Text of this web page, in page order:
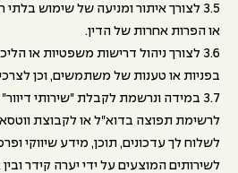
3.5 לצורך איתור ומניעה של שימוש
או הפרות אחרות של הדין.
3.6 לצורך ניהול דרישות משפטיות או
בפניות או טענות של משתמשים, וכן
3.7 במידה ונרשמת לקבלת "שירותי
לרשימת תפוצה בדוא"ל או לקבוצת
לשלוח לך עדכונים, תוכן, מידע שיווקי
לשירותים המוצעים על ידי יערה קידר